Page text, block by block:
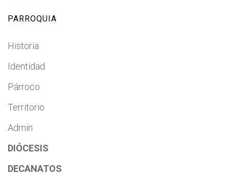
PARROQUIA
Historia
Identidad
Párroco
Territorio
Admin
DIÓCESIS
DECANATOS